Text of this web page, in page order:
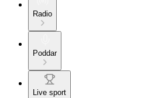
Radio
Poddar
Live sport